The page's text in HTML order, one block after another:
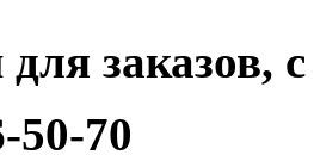
заказов,
50-70